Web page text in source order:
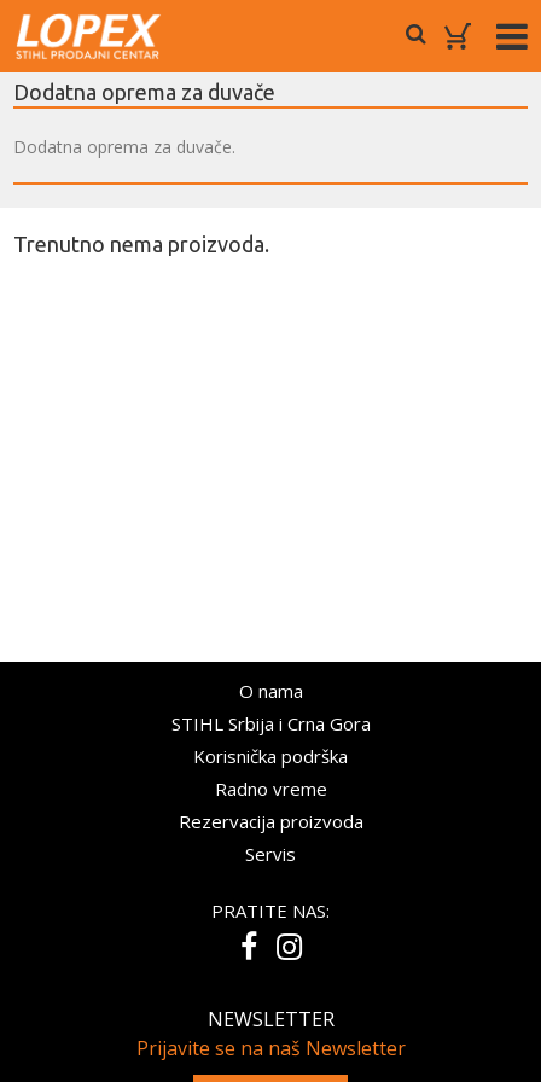
Dodatna oprema za duvače
Dodatna oprema za duvače.
Trenutno nema proizvoda.
O nama
STIHL Srbija i Crna Gora
Korisnička podrška
Radno vreme
Rezervacija proizvoda
Servis
PRATITE NAS:
NEWSLETTER
Prijavite se na naš Newsletter